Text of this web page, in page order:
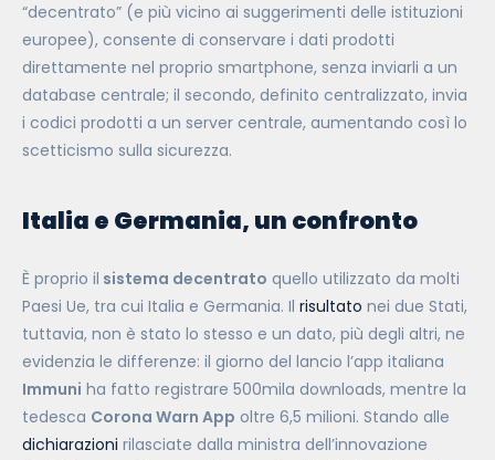
“decentrato” (e più vicino ai suggerimenti delle istituzioni
europee), consente di conservare i dati prodotti
direttamente nel proprio smartphone, senza inviarli a un
database centrale; il secondo, definito centralizzato, invia
i codici prodotti a un server centrale, aumentando così lo
scetticismo sulla sicurezza.
Italia e Germania, un confronto
È proprio il sistema decentrato quello utilizzato da molti
Paesi Ue, tra cui Italia e Germania. Il risultato nei due Stati,
tuttavia, non è stato lo stesso e un dato, più degli altri, ne
evidenzia le differenze: il giorno del lancio l’app italiana
Immuni ha fatto registrare 500mila downloads, mentre la
tedesca Corona Warn App oltre 6,5 milioni. Stando alle
dichiarazioni rilasciate dalla ministra dell’innovazione